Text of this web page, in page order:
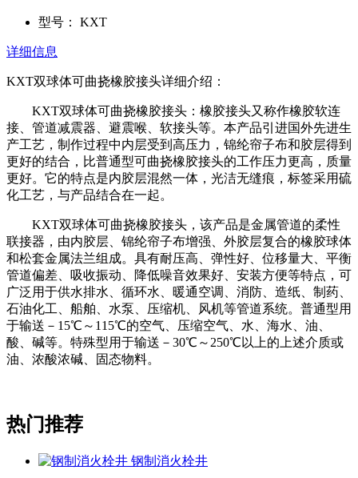
型号： KXT
详细信息
KXT双球体可曲挠橡胶接头详细介绍：
KXT双球体可曲挠橡胶接头：橡胶接头又称作橡胶软连
接、管道减震器、避震喉、软接头等。本产品引进国外先进生
产工艺，制作过程中内层受到高压力，锦纶帘子布和胶层得到
更好的结合，比普通型可曲挠橡胶接头的工作压力更高，质量
更好。它的特点是内胶层混然一体，光洁无缝痕，标签采用硫
化工艺，与产品结合在一起。
KXT双球体可曲挠橡胶接头，该产品是金属管道的柔性
联接器，由内胶层、锦纶帘子布增强、外胶层复合的橡胶球体
和松套金属法兰组成。具有耐压高、弹性好、位移量大、平衡
管道偏差、吸收振动、降低噪音效果好、安装方便等特点，可
广泛用于供水排水、循环水、暖通空调、消防、造纸、制药、
石油化工、船舶、水泵、压缩机、风机等管道系统。普通型用
于输送－15℃～115℃的空气、压缩空气、水、海水、油、
酸、碱等。特殊型用于输送－30℃～250℃以上的上述介质或
油、浓酸浓碱、固态物料。
热门推荐
钢制消火栓井